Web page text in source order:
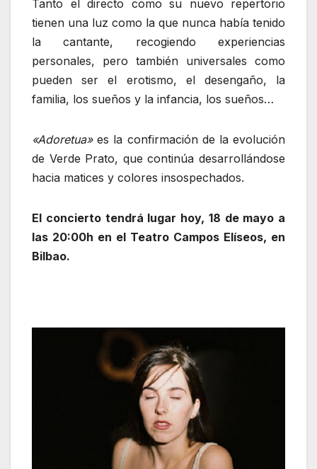
Tanto el directo como su nuevo repertorio
tienen una luz como la que nunca había tenido
la cantante, recogiendo experiencias
personales, pero también universales como
pueden ser el erotismo, el desengaño, la
familia, los sueños y la infancia, los sueños…
«Adoretua»es la confirmación de la evolución
de Verde Prato, que continúa desarrollándose
hacia matices y colores insospechados.
El concierto tendrá lugar hoy, 18 de mayo a
las 20:00h en el Teatro Campos Elíseos, en
Bilbao.